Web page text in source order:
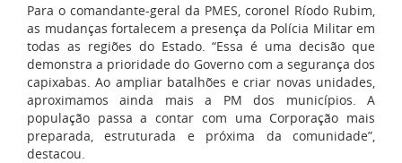
Para o comandante-geral da PMES, coronel Ríodo Rubim,
as mudanças fortalecem a presença da Polícia Militar em
todas as regiões do Estado. “Essa é uma decisão que
demonstra a prioridade do Governo com a segurança dos
capixabas. Ao ampliar batalhões e criar novas unidades,
aproximamos ainda mais a PM dos municípios. A
população passa a contar com uma Corporação mais
preparada, estruturada e próxima da comunidade”,
destacou.